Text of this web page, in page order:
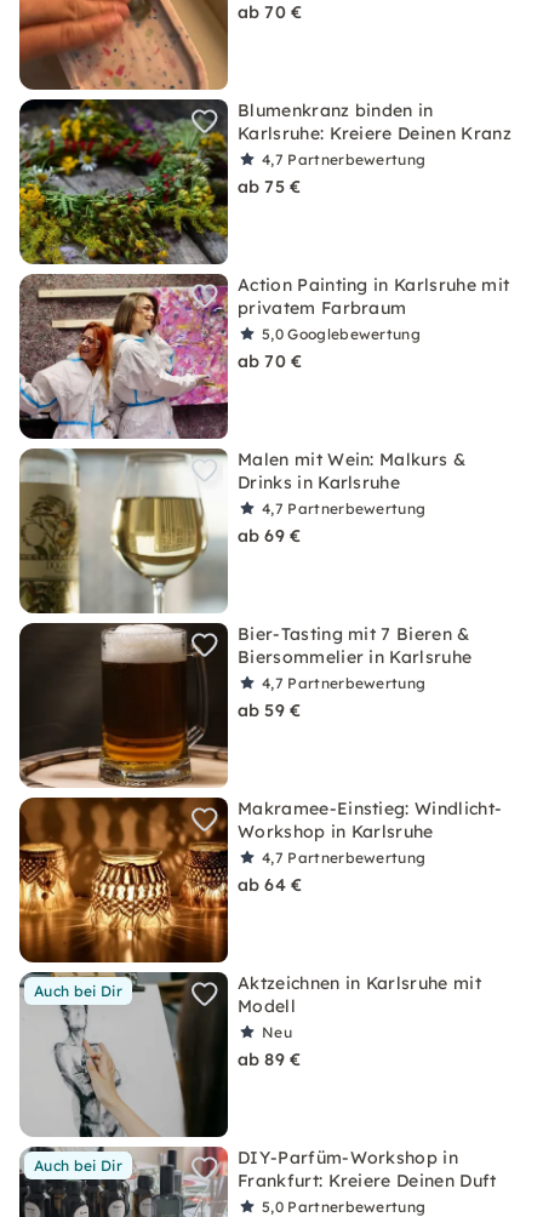
ab 70 €
Blumenkranz binden in
Karlsruhe: Kreiere Deinen Kranz
4,7 Partnerbewertung
ab 75 €
Action Painting in Karlsruhe mit
privatem Farbraum
5,0Googlebewertung
ab 70 €
Malen mit Wein: Malkurs &
Drinks in Karlsruhe
4,7 Partnerbewertung
ab 69 €
Bier-Tasting mit 7 Bieren &
Biersommelier in Karlsruhe
4,7 Partnerbewertung
ab 59 €
Makramee-Einstieg: Windlicht-
Workshop in Karlsruhe
4,7 Partnerbewertung
ab 64 €
Auch bei Dir
Aktzeichnen in Karlsruhe mit
Modell
Neu
ab 89 €
Auch bei Dir
DIY-Parfüm-Workshop in
Frankfurt: Kreiere Deinen Duft
5,0 Partnerbewertung